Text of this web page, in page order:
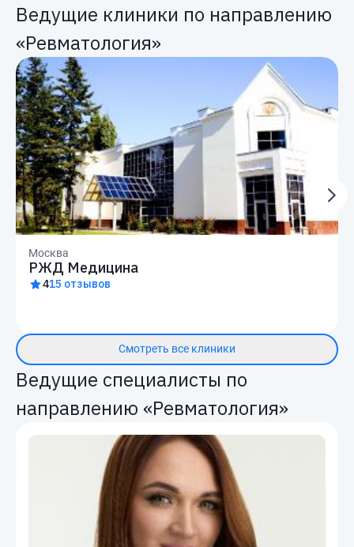
Ведущие клиники по направлению
«Ревматология»
Москва
РЖД Медицина
415 отзывов
Смотреть все клиники
Ведущие специалисты по
направлению «Ревматология»